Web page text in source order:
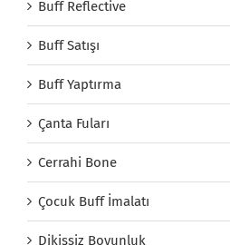
Buff Reflective
Buff Satışı
Buff Yaptırma
Çanta Fuları
Cerrahi Bone
Çocuk Buff İmalatı
Dikişsiz Boyunluk